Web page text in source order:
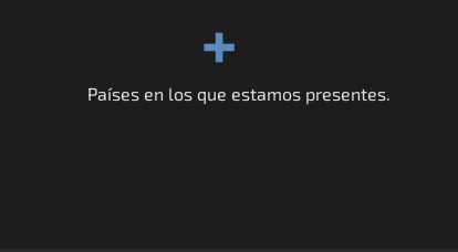
+
Países en los que estamos presentes.